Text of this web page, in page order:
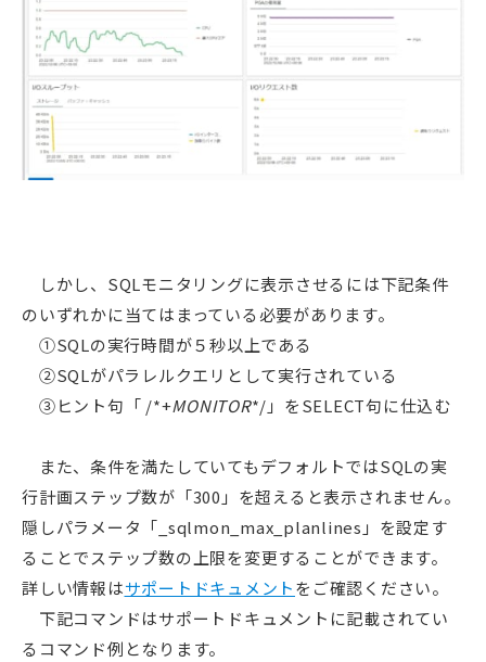
しかし、SQLモニタリングに表示させるには下記条件
のいずれかに当てはまっている必要があります。
①SQLの実行時間が５秒以上である
②SQLがパラレルクエリとして実行されている
③ヒント句「 /*+MONITOR*/」をSELECT句に仕込む
また、条件を満たしていてもデフォルトではSQLの実
行計画ステップ数が「300」を超えると表示されません。
隠しパラメータ「_sqlmon_max_planlines」を設定す
ることでステップ数の上限を変更することができます。
詳しい情報はサポートドキュメントをご確認ください。
下記コマンドはサポートドキュメントに記載されてい
るコマンド例となります。